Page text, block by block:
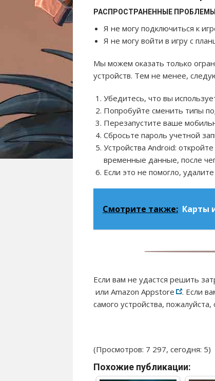
РАСПРОСТРАНЕННЫЕ ПРОБЛЕМЫ
Я не могу подключиться к
Я не могу войти в игру с
Мы можем оказать только
устройств. Тем не менее,
Убедитесь, что вы
Попробуйте сменить типы
Перезапустите ваше
Сбросьте пароль учетной
Устройства Android:
временные данные, после
Если это не помогло,
Смотрите также: Карты
Если вам не удастся решить
или Amazon Appstore
. Если
самого устройства,
(Просмотров: 7 297, сегодня: 5)
Похожие публикации: